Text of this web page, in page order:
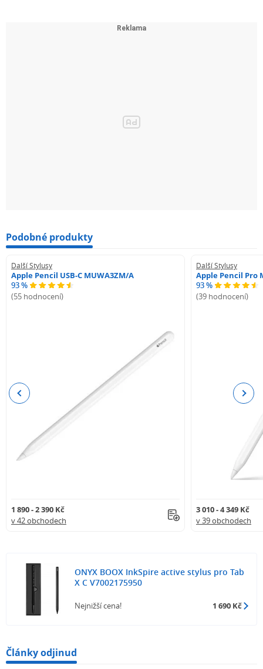
Podobné produkty
Další Stylusy
Apple Pencil USB-C MUWA3ZM/A
93 %
(55 hodnocení)
1 890 - 2 390 Kč
v 42 obchodech
Další Stylusy
Apple Pencil Pro
93 %
(39 hodnocení)
3 010 - 4 349 Kč
v 39 obchodech
Previous Next
ONYX BOOX InkSpire active stylus pro Tab
X C V7002175950
Nejnižší cena! 1 690 Kč
Články odjinud